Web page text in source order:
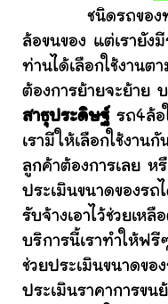
ชนิดรถของทาง
ล้อขนของ แต่เรายัง
ท่านได้เลือกใช้งานต
ต้องการย้ายจะย้าย
สาธุประดิษฐ์รถ4ล้อ
เรามีให้เลือกใช้งา
ลูกค้าต้องการเลย ห
ประเมินขนาดของรถ
รับจ้างเอาไว้ช่วยเห
บริการนี้เราทำให้ฟ
ช่วยประเมินขนาดขอ
ประเมินราคาการขน